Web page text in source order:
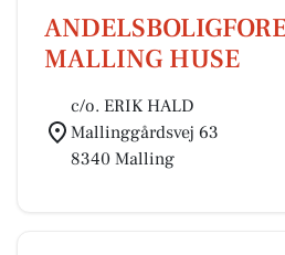
MALLING HUSE
c/o. ERIK HALD
Mallinggårdsvej 63
8340 Malling